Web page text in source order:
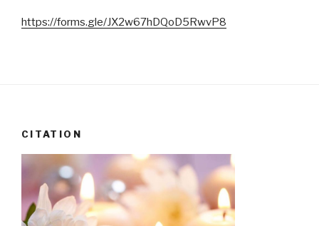
https://forms.gle/JX2w67hDQoD5RwvP8
CITATION